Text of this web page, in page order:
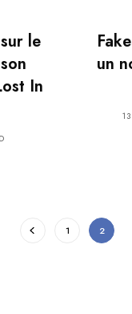
le
In
un
1 2